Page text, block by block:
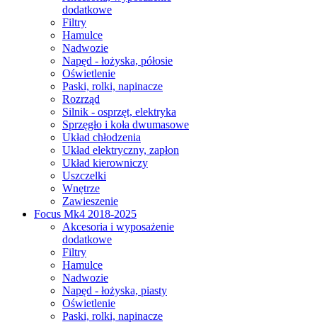
dodatkowe
Filtry
Hamulce
Nadwozie
Napęd - łożyska, półosie
Oświetlenie
Paski, rolki, napinacze
Rozrząd
Silnik - osprzęt, elektryka
Sprzęgło i koła dwumasowe
Układ chłodzenia
Układ elektryczny, zapłon
Układ kierowniczy
Uszczelki
Wnętrze
Zawieszenie
Focus Mk4 2018-2025
Akcesoria i wyposażenie
dodatkowe
Filtry
Hamulce
Nadwozie
Napęd - łożyska, piasty
Oświetlenie
Paski, rolki, napinacze